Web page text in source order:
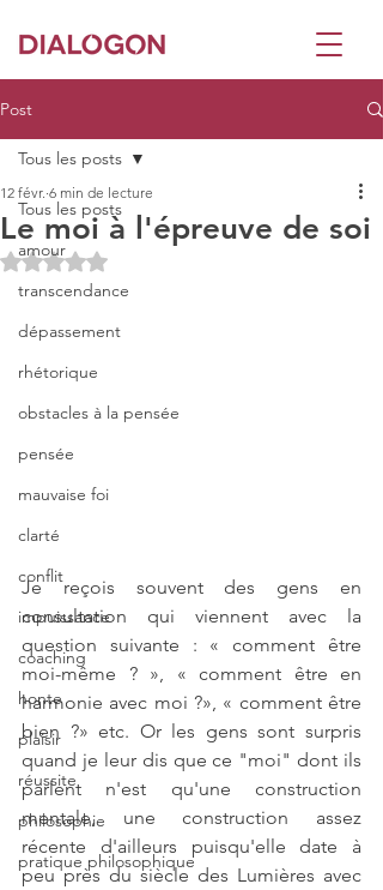
Post
Tous les posts
amour
transcendance
dépassement
rhétorique
obstacles à la pensée
pensée
mauvaise foi
clarté
conflit
impuissance
coaching
honte
plaisir
réussite
philosophie
pratique philosophique
Tous les posts
Le moi à l'épreuve de soi
12 févr. 6 min de lecture
Noté NaN étoiles sur 5.
Je reçois souvent des gens en
consultation qui viennent avec la
question suivante : « comment être
moi-même ? », « comment être en
harmonie avec moi ?», « comment être
bien ?» etc. Or les gens sont surpris
quand je leur dis que ce "moi" dont ils
parlent n'est qu'une construction
mentale, une construction assez
récente d'ailleurs puisqu'elle date à
peu près du siècle des Lumières avec